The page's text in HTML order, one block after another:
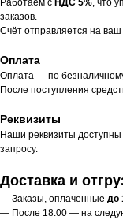
Работаем с НДС 5%, что
заказов.
Счёт отправляется на
Оплата
Оплата — по
После поступления
Реквизиты
Наши реквизиты доступны
запросу.
Доставка и
— Заказы, оплаченные до
— После 18:00 — на